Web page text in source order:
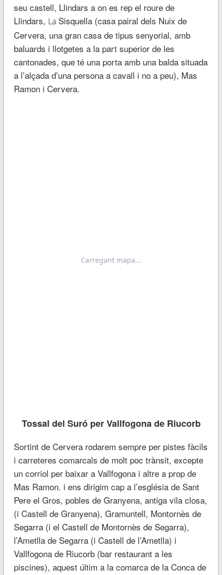
seu castell, Llindars a on es rep el roure de
Llindars, LaSisquella (casa pairal dels Nuix de
Cervera, una gran casa de tipus senyorial, amb
baluards i llotgetes a la part superior de les
cantonades, que té una porta amb una balda situada
a l’alçada d’una persona a cavall i no a peu), Mas
Ramon i Cervera.
Tossal del Suró per Vallfogona de Riucorb
Sortint de Cervera rodarem sempre per pistes fàcils
i carreteres comarcals de molt poc trànsit, excepte
un corriol per baixar a Vallfogona i altre a prop de
Mas Ramon. i ens dirigim cap a l’església de Sant
Pere el Gros, pobles de Granyena, antiga vila closa,
(i Castell de Granyena), Gramuntell, Montornès de
Segarra (i el Castell de Montornès de Segarra),
l’Ametlla de Segarra (i Castell de l’Ametlla) i
Vallfogona de Riucorb (bar restaurant a les
piscines), aquest últim a la comarca de la Conca de